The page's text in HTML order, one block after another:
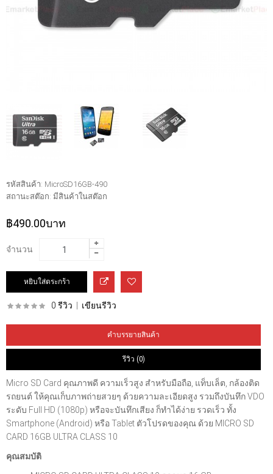
รหัสสินค้า: MicroSD16GB-490
สถานะสต๊อก: มีสินค้าในสต๊อก
฿490.00บาท
จำนวน
0 รีวิว เขียนรีวิว
คำบรรยายสินค้า
รีวิว (0)
Micro SD Card คุณภาพดี ความเร็วสูง สำหรับมือถือ, แท็บเล็ต, กล้องติด
รถยนต์ ให้คุณเก็บภาพถ่ายสวยๆ ด้วยความละเอียดสูง รวมถึงบันทึก VDO
ระดับ Full HD (1080p) หรือจะบันทึกเสียง ก็ทำได้ง่าย รวดเร็ว ทั้ง
Smartphone (Android) หรือ Tablet ตัวโปรดของคุณ ด้วย MICRO SD
CARD 16GB ULTRA CLASS 10
คุณสมบัติ